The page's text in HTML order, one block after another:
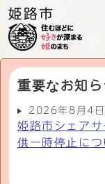
重要なお知ら
2026年8月4日
姫路市シェア
供一時停止につ